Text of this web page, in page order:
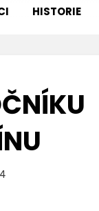
HISTORIE